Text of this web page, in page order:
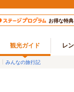
お得な特
観光ガイド レ
みんなの旅行記